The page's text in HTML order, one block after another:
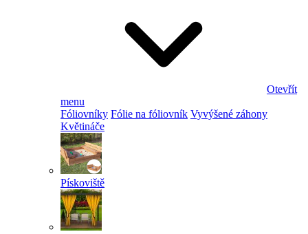
Otevřít
menu
Fóliovníky Fólie na fóliovník Vyvýšené záhony
Květináče
Pískoviště